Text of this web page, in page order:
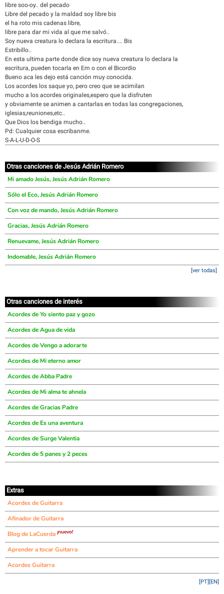
libre soo-oy.. del pecado
Libre del pecado y la maldad soy libre bis
el ha roto mis cadenas libre,
libre para dar mi vida al que me salvó..
Soy nueva creatura lo declara la escritura.... Bis
Estribillo..
En esta ultima parte donde dice soy nueva creatura lo declara la
escritura, pueden tocarla en Em o con el Bicordio
Bueno aca les dejo está canción muy conocida.
Los acordes los saque yo, pero creo que se acimilan
mucho a los acordes originales,espero que la disfruten
y obviamente se animen a cantarlas en todas las congregaciones,
iglesias,reuniones,etc..
Que Dios los bendiga mucho..
Pd: Cualquier cosa escribanme.
S-A-L-U-D-O-S
Otras canciones de Jesús Adrián Romero
Mi amado Jesús, Jesús Adrián Romero
Sólo el Eco, Jesús Adrián Romero
Con voz de mando, Jesús Adrián Romero
Gracias, Jesús Adrián Romero
Renuevame, Jesús Adrián Romero
Indomable, Jesús Adrián Romero
[ver todas]
Otras canciones de interés
Acordes de Yo siento paz y gozo
Acordes de Agua de vida
Acordes de Vengo a adorarte
Acordes de Mi eterno amor
Acordes de Abba Padre
Acordes de Mi alma te ahnela
Acordes de Gracias Padre
Acordes de Es una aventura
Acordes de Surge Valentia
Acordes de 5 panes y 2 peces
Extras
Acordes de Guitarra
Afinador de Guitarra
Blog de LaCuerda ¡nuevo!
Aprender a tocar Guitarra
Acordes Guitarra
[EN]
[PT]